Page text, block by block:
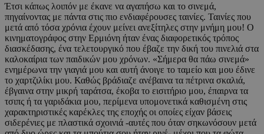
Έτσι κάπως λοιπόν με έκανε να αγαπήσω και το σινεμά,
πηγαίνοντας με πάντα στις πιο ενδιαφέρουσες ταινίες. Ταινίες που
μετά από τόσα χρόνια έχουν μείνει ανεξίτηλες στην μνήμη μου! Ο
κινηματογράφος στην Ερμιόνη ήταν ένας διαφορετικός τρόπος
διασκέδασης, ένα τελετουργικό που έβαζε την δική του πινελιά στα
καλοκαίρια των παιδικών μου χρόνων. «Σήμερα θα πάω σινεμά»
ενημέρωνα την γιαγιά μου και αυτή άνοιγε το ταμείο και μου έδινε
το χαρτζιλίκι μου. Καθώς βράδιαζε ανέβαινα τα πέτρινα σκαλιά,
έβγαινα στην μικρή ταράτσα, έκοβα το εισιτήριο μου, έπαιρνα τα
τσιπς ή τα γαριδάκια μου, περίμενα υπομονετικά καθισμένη στις
χαρακτηριστικές καρέκλες της εποχής οι οποίες είχαν βάσεις
σιδερένιες με πλαστικά σχοινιά -αυτές που όταν σηκωνόσουν μετά